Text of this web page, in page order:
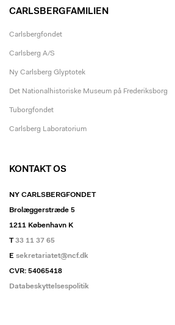
CARLSBERGFAMILIEN
Carlsbergfondet
Carlsberg A/S
Ny Carlsberg Glyptotek
Det Nationalhistoriske Museum på Frederiksborg
Tuborgfondet
Carlsberg Laboratorium
KONTAKT OS
NY CARLSBERGFONDET
Brolæggerstræde 5
1211 København K
T 33 11 37 65
E sekretariatet@ncf.dk
CVR: 54065418
Databeskyttelsespolitik